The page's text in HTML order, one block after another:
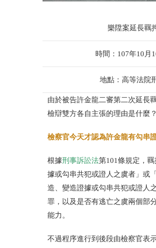
樂陞案延長羈
時間： 107年10月
地點：高等法院
由於被告許金龍二審第二次延長
檢辯雙方各自主張的理由是什麼
檢察官今天才認為許金龍有勾串
根據刑事訴訟法第101條規定，
據或勾串共犯或證人之虞者」或
造、變造證據或勾串共犯或證人
罪，以及是否有逃亡之虞兩個部
能力。
不過程序進行到後段由檢察官表